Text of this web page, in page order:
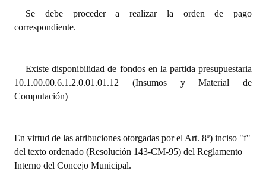
Comunicaciones
Resoluciones
Resoluciones de Presidencia
Antiguos Pobladores
Se debe proceder a realizar la orden de pago
correspondiente.
Existe disponibilidad de fondos en la partida presupuestaria
10.1.00.00.6.1.2.0.01.01.12 (Insumos y Material de
Computación)
En virtud de las atribuciones otorgadas por el Art. 8º) inciso "f"
del texto ordenado (Resolución 143-CM-95) del Reglamento
Interno del Concejo Municipal.